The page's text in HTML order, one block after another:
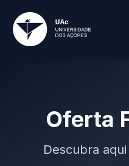
Oferta
Descubra